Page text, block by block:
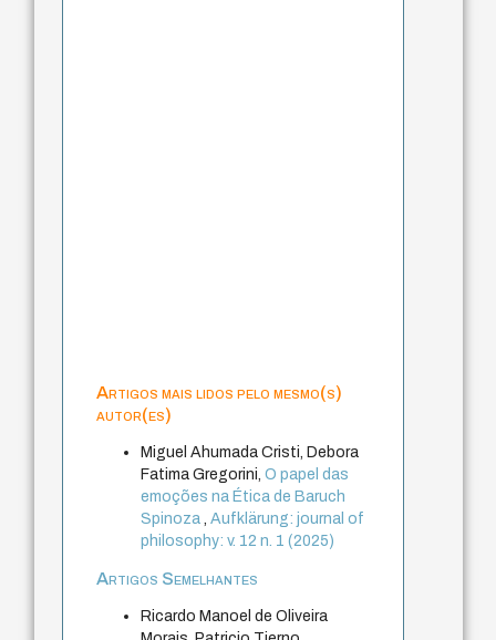
Artigos mais lidos pelo mesmo(s)
autor(es)
Miguel Ahumada Cristi, Debora
Fatima Gregorini,O papel das
emoções na Ética de Baruch
Spinoza,Aufklärung: journal of
philosophy: v. 12 n. 1 (2025)
Artigos Semelhantes
Ricardo Manoel de Oliveira